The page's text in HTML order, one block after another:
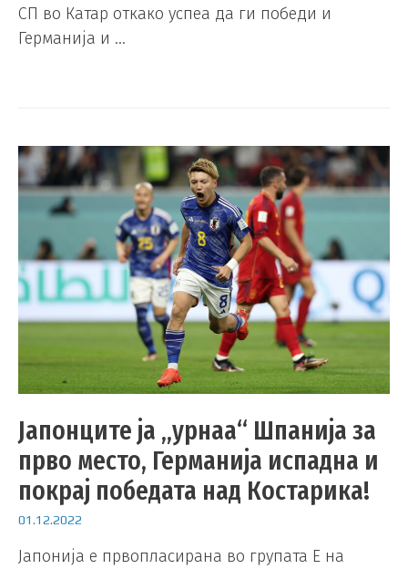
СП во Катар откако успеа да ги победи и
Германија и …
Јапонците ја „урнаа“ Шпанија за
прво место, Германија испадна и
покрај победата над Костарика!
01.12.2022
Јапонија е првопласирана во групата Е на